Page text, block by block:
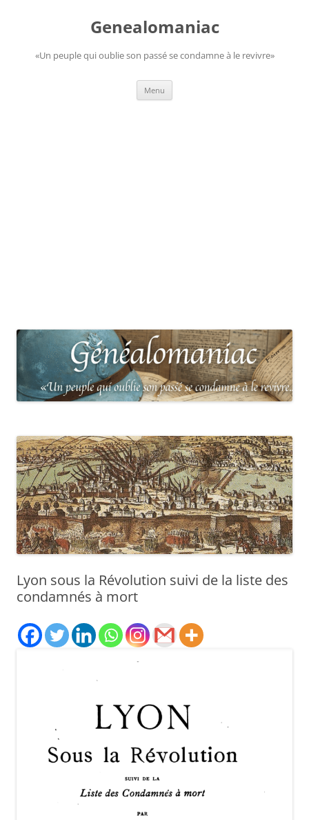
Genealomaniac
«Un peuple qui oublie son passé se condamne à le revivre»
Menu
Lyon sous la Révolution suivi de la liste des
condamnés à mort